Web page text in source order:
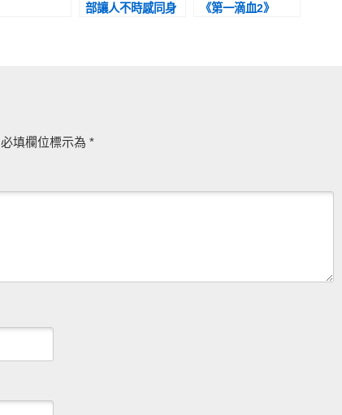
部讓人不時感同身
《第一滴血2》
必填欄位標示為 *